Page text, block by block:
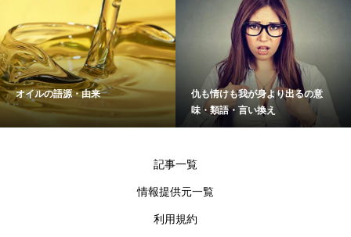
オイルの語源・由来
仇も情けも我が身より出るの意
味・類語・言い換え
記事一覧
情報提供元一覧
利用規約